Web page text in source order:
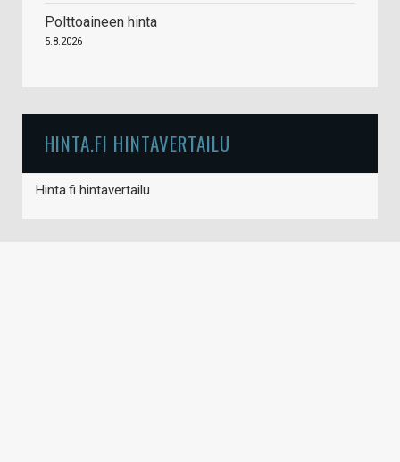
Polttoaineen hinta
5.8.2026
HINTA.FI HINTAVERTAILU
Hinta.fi hintavertailu